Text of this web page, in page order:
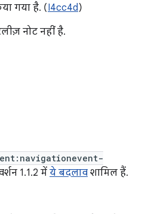
गया है. (I4cc4d)
नोट नहीं है.
1.1.2 में ये बदलाव शामिल हैं.